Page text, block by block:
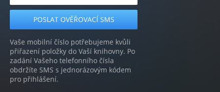
Vaše mobilní číslo potřebujeme kvůli
přiřazení položky do Vaší knihovny. Po
zadání Vašeho telefonního čísla
obdržíte SMS s jednorázovým kódem
pro přihlášení.